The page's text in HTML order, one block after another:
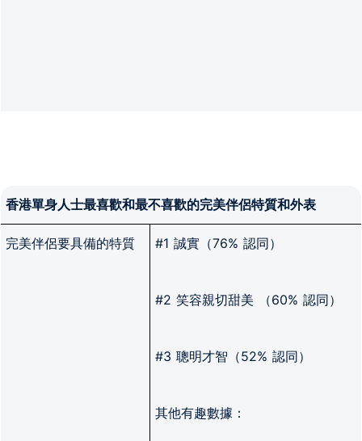
香港單身人士最喜歡和最不喜歡的完美伴侶特質和外表
完美伴侶要具備的特質 #1 誠實（76% 認同）
#2 笑容親切甜美 （60% 認同）
#3 聰明才智（52% 認同）
其他有趣數據：